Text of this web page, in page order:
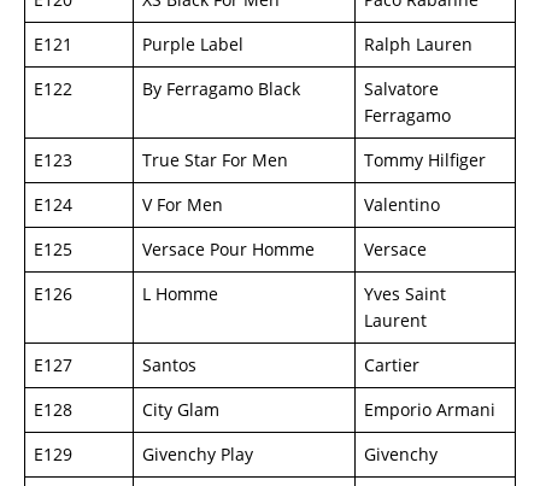
E121
Purple Label
Ralph Lauren
E122
By Ferragamo Black
Salvatore
Ferragamo
E123
True Star For Men
Tommy Hilfiger
E124
V For Men
Valentino
E125
Versace Pour Homme
Versace
E126
L Homme
Yves Saint
Laurent
E127
Santos
Cartier
E128
City Glam
Emporio Armani
E129
Givenchy Play
Givenchy